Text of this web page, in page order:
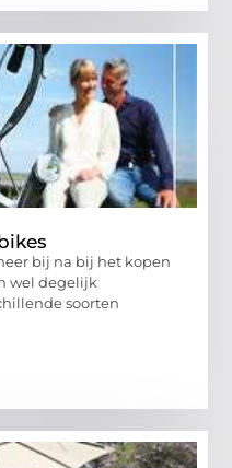
bij na bij het kopen
wel degelijk
soorten